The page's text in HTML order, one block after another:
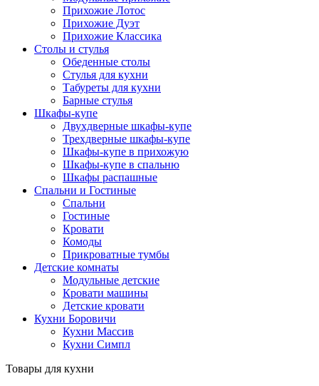
Прихожие Лотос
Прихожие Дуэт
Прихожие Классика
Столы и стулья
Обеденные столы
Стулья для кухни
Табуреты для кухни
Барные стулья
Шкафы-купе
Двухдверные шкафы-купе
Трехдверные шкафы-купе
Шкафы-купе в прихожую
Шкафы-купе в спальню
Шкафы распашные
Спальни и Гостиные
Спальни
Гостиные
Кровати
Комоды
Прикроватные тумбы
Детские комнаты
Модульные детские
Кровати машины
Детские кровати
Кухни Боровичи
Кухни Массив
Кухни Симпл
Товары для кухни